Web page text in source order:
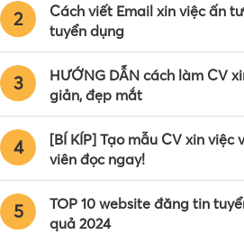
2
Cách viết Email xin việc ấn
tuyển dụng
3
HƯỚNG DẪN cách làm CV
giản, đẹp mắt
4
[BÍ KÍP] Tạo mẫu CV xin
viên đọc ngay!
5
TOP 10 website đăng tin
quả 2024